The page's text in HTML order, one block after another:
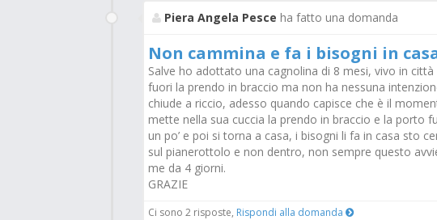
Piera Angela Pesce ha fatto una domanda
Non cammina e fa i bisogni in
Salve ho adottato una cagnolina di 8 mesi, vivo in
fuori la prendo in braccio ma non ha nessuna
chiude a riccio, adesso quando capisce che è il
mette nella sua cuccia la prendo in braccio e la porto
un po’ e poi si torna a casa, i bisogni li fa in casa sto
sul pianerottolo e non dentro, non sempre questo
me da 4 giorni.
GRAZIE
Ci sono 2 risposte, Rispondi alla domanda